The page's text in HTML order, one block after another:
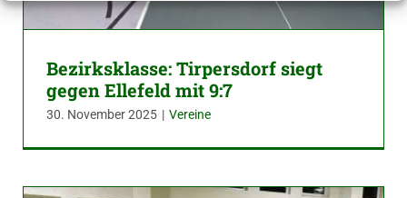
Bezirksklasse: Tirpersdorf siegt
gegen Ellefeld mit 9:7
30. November 2025 | Vereine